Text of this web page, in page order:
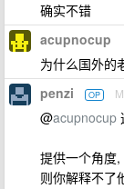
确实不错
acupnocup
为什么国外的
penzi OP
@acupnocup
提供一个角度
则你解释不了